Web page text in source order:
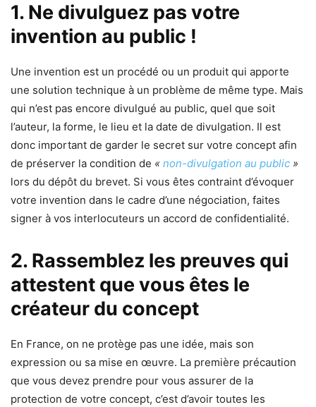
1. Ne divulguez pas votre
invention au public !
Une invention est un procédé ou un produit qui apporte
une solution technique à un problème de même type. Mais
qui n’est pas encore divulgué au public, quel que soit
l’auteur, la forme, le lieu et la date de divulgation. Il est
donc important de garder le secret sur votre concept afin
de préserver la condition de « non-divulgation au public »
lors du dépôt du brevet. Si vous êtes contraint d’évoquer
votre invention dans le cadre d’une négociation, faites
signer à vos interlocuteurs un accord de confidentialité.
2. Rassemblez les preuves qui
attestent que vous êtes le
créateur du concept
En France, on ne protège pas une idée, mais son
expression ou sa mise en œuvre. La première précaution
que vous devez prendre pour vous assurer de la
protection de votre concept, c’est d’avoir toutes les